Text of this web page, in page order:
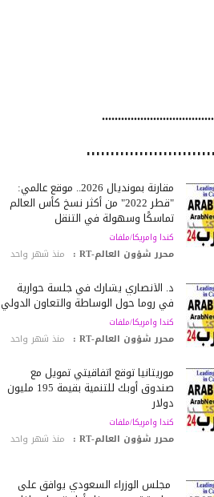
مقارنة بمونديال 2026.. موقع عالمي:
"قطر 2022" من أكثر نسخ كأس العالم
تماسكًا وسهولة في التنقل
كندا وامريكا/ملفات
محرر شؤون العالم-RT : منذ شهر واحد
د. الأنصاري يشارك في جلسة حوارية
في روما حول الوساطة والتعاون الدولي
كندا وامريكا/ملفات
محرر شؤون العالم-RT : منذ شهر واحد
موريتانيا توقع اتفاقيتي تمويل مع
صندوق أوبك للتنمية بقيمة 195 مليون
دولار
كندا وامريكا/ملفات
محرر شؤون العالم-RT : منذ شهر واحد
مجلس الوزراء السعودي يوافق على